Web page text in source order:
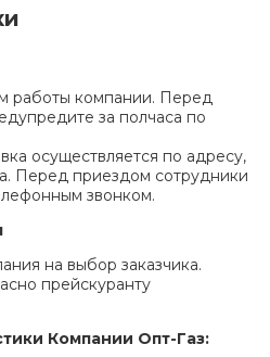
работы компании. Перед
за полчаса по
осуществляется по адресу,
Перед приездом сотрудники
звонком.
на выбор заказчика.
прейскуранту
Компании Опт-Газ: